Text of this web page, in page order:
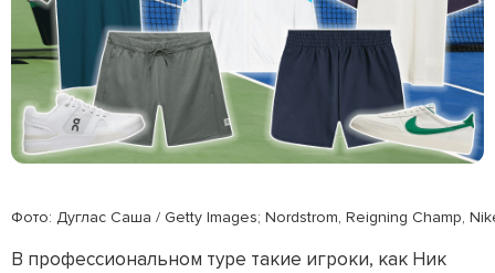
Фото: Дуглас Саша / Getty Images; Nordstrom, Reigning Champ,
В профессиональном туре такие игроки, как Ник